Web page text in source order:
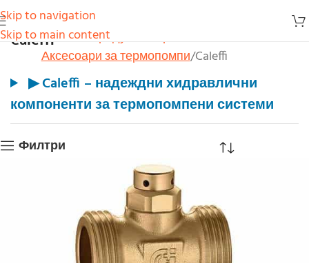
Skip to navigation
Skip to main content
CaleffiНачало Продукти
Термопомпи
Аксесоари за термопомпи Caleffi
▶Caleffi – надеждни хидравлични
компоненти за термопомпени системи
Филтри